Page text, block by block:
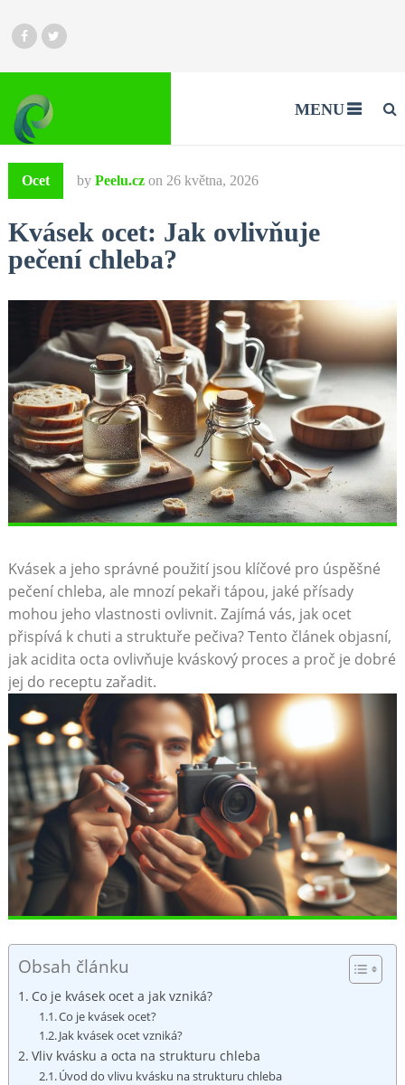
MENU
Ocet by Peelu.cz on 26 května, 2026
Kvásek ocet: Jak ovlivňuje
pečení chleba?
Kvásek a ⁣jeho správné použití jsou klíčové pro úspěšné
pečení chleba, ale mnozí pekaři tápou, jaké přísady
mohou jeho vlastnosti ovlivnit.⁣ Zajímá​ vás, jak ocet
přispívá k⁤ chuti a⁣ struktuře pečiva? ‌Tento ​článek objasní,
⁢jak ​acidita octa ovlivňuje ⁣kváskový proces a proč​ je ‌dobré
jej⁣ do ⁤receptu zařadit.
Obsah článku
Co je kvásek ocet a jak vzniká?
Co je kvásek⁣ ocet?
Jak ‌kvásek ocet vzniká?
Vliv‌ kvásku ⁣a ⁣octa na⁣ strukturu chleba
Úvod do vlivu kvásku na strukturu chleba